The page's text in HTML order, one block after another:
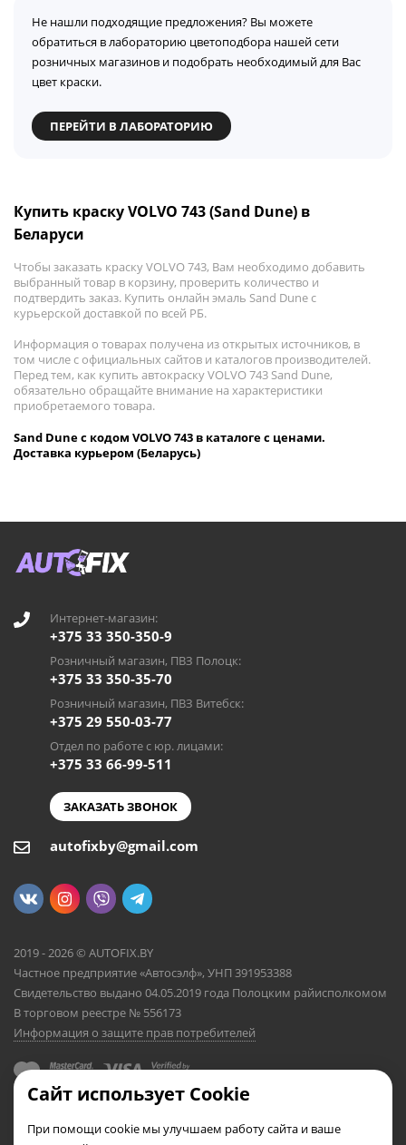
Не нашли подходящие предложения? Вы можете
обратиться в лабораторию цветоподбора нашей сети
розничных магазинов и подобрать необходимый для Вас
цвет краски.
ПЕРЕЙТИ В ЛАБОРАТОРИЮ
Купить краску VOLVO 743 (Sand Dune) в
Беларуси
Чтобы заказать краску VOLVO 743, Вам необходимо добавить
выбранный товар в корзину, проверить количество и
подтвердить заказ. Купить онлайн эмаль Sand Dune с
курьерской доставкой по всей РБ.
Информация о товарах получена из открытых источников, в
том числе с официальных сайтов и каталогов производителей.
Перед тем, как купить автокраску VOLVO 743 Sand Dune,
обязательно обращайте внимание на характеристики
приобретаемого товара.
Sand Dune с кодом VOLVO 743 в каталоге с ценами.
Доставка курьером (Беларусь)
Интернет-магазин:
+375 33 350-350-9
Розничный магазин, ПВЗ Полоцк:
+375 33 350-35-70
Розничный магазин, ПВЗ Витебск:
+375 29 550-03-77
Отдел по работе с юр. лицами:
+375 33 66-99-511
ЗАКАЗАТЬ ЗВОНОК
autofixby@gmail.com
2019 - 2026 © AUTOFIX.BY
Частное предприятие «Автосэлф», УНП 391953388
Свидетельство выдано 04.05.2019 года Полоцким райисполкомом
В торговом реестре № 556173
Информация о защите прав потребителей
Сайт использует Cookie
При помощи cookie мы улучшаем работу сайта и ваше